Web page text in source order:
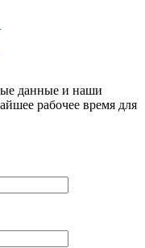
данные и наши
рабочее время для